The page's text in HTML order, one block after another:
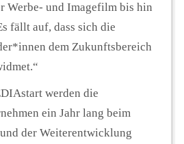
Werbe- und Imagefilm bis hin
fällt auf, dass sich die
dem Zukunftsbereich
werden die
ein Jahr lang beim
der Weiterentwicklung